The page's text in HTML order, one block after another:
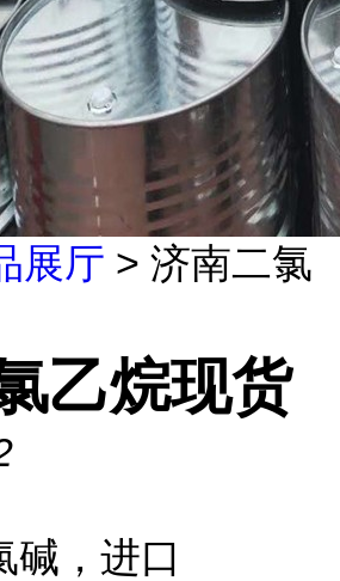
展厅 > 济南二氯
乙烷现货
碱，进口